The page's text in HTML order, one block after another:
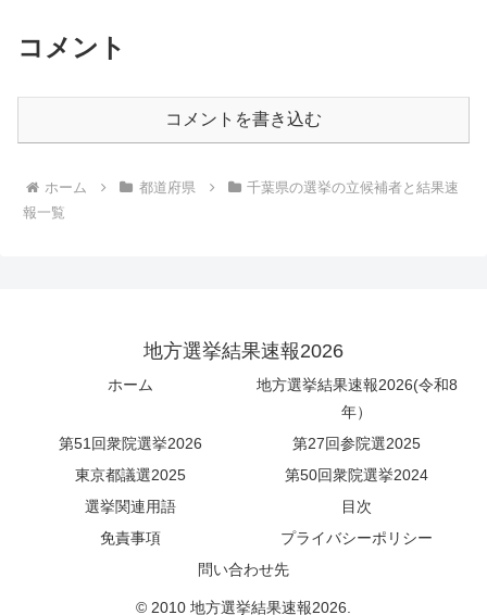
コメント
コメントを書き込む
ホーム 都道府県
千葉県の選挙の立候補者と結果速
報一覧
地方選挙結果速報2026
ホーム
地方選挙結果速報2026(令和8
年）
第51回衆院選挙2026
第27回参院選2025
東京都議選2025
第50回衆院選挙2024
選挙関連用語
目次
免責事項
プライバシーポリシー
問い合わせ先
© 2010 地方選挙結果速報2026.